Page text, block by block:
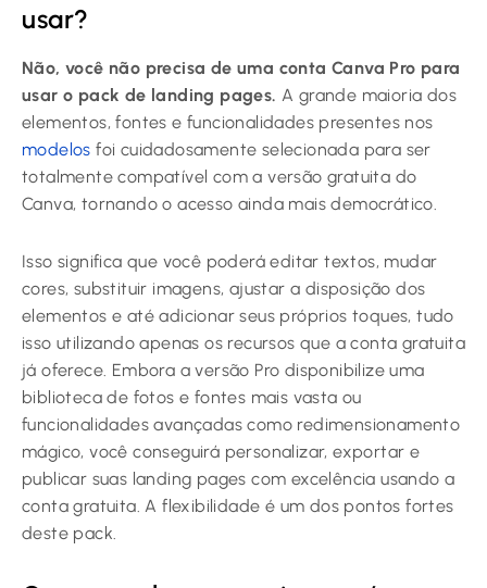
usar?
Não, você não precisa de uma conta Canva Pro para
usar o pack de landing pages. A grande maioria dos
elementos, fontes e funcionalidades presentes nos
modelos foi cuidadosamente selecionada para ser
totalmente compatível com a versão gratuita do
Canva, tornando o acesso ainda mais democrático.
Isso significa que você poderá editar textos, mudar
cores, substituir imagens, ajustar a disposição dos
elementos e até adicionar seus próprios toques, tudo
isso utilizando apenas os recursos que a conta gratuita
já oferece. Embora a versão Pro disponibilize uma
biblioteca de fotos e fontes mais vasta ou
funcionalidades avançadas como redimensionamento
mágico, você conseguirá personalizar, exportar e
publicar suas landing pages com excelência usando a
conta gratuita. A flexibilidade é um dos pontos fortes
deste pack.